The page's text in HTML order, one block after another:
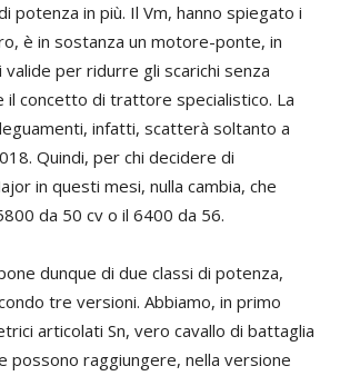
potenza in più. Il Vm, hanno spiegato i
è in sostanza un motore-ponte, in
per ridurre gli scarichi senza
concetto di trattore specialistico. La
infatti, scatterà soltanto a
Quindi, per chi decidere di
in questi mesi, nulla cambia, che
da 50 cv o il 6400 da 56.
dunque di due classi di potenza,
tre versioni. Abbiamo, in primo
articolati Sn, vero cavallo di battaglia
possono raggiungere, nella versione